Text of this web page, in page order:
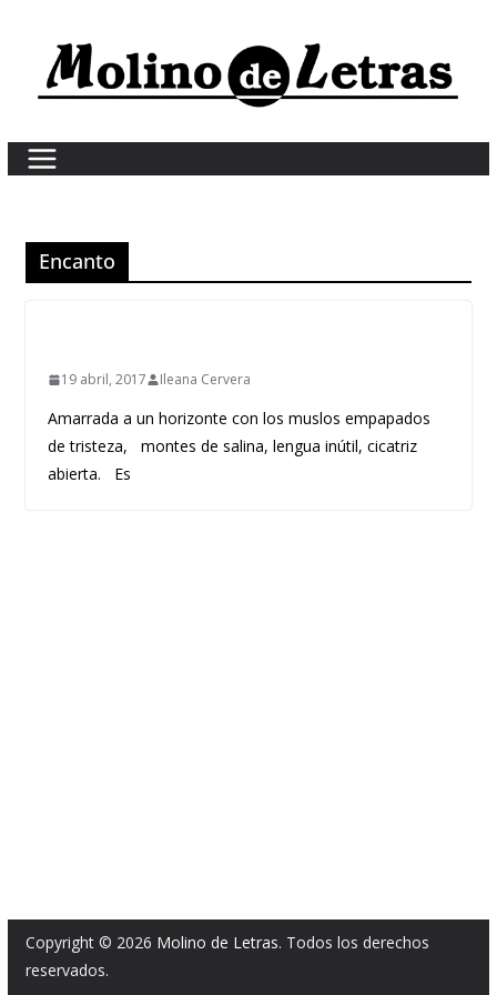
content
Encanto
19 abril, 2017 Ileana Cervera
Amarrada a un horizonte con los muslos empapados
de tristeza, montes de salina, lengua inútil, cicatriz
abierta. Es
Copyright © 2026 Molino de Letras. Todos los derechos
reservados.